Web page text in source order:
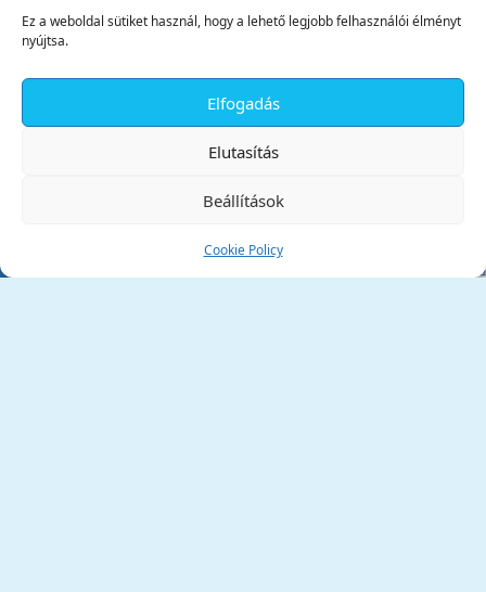
Ez a weboldal sütiket használ, hogy a lehető legjobb felhasználói élményt
nyújtsa.
Elfogadás
Elutasítás
Beállítások
Cookie Policy
Tata Város Önkormányzata
✕